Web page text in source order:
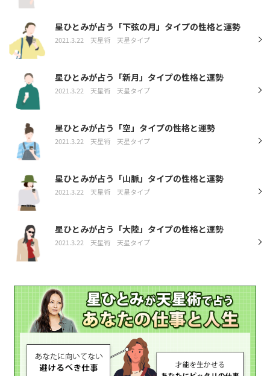
星ひとみが占う「下弦の月」タイプの性格と運勢
2021.3.22 天星術 天星タイプ
星ひとみが占う「新月」タイプの性格と運勢
2021.3.22 天星術 天星タイプ
星ひとみが占う「空」タイプの性格と運勢
2021.3.22 天星術 天星タイプ
星ひとみが占う「山脈」タイプの性格と運勢
2021.3.22 天星術 天星タイプ
星ひとみが占う「大陸」タイプの性格と運勢
2021.3.22 天星術 天星タイプ